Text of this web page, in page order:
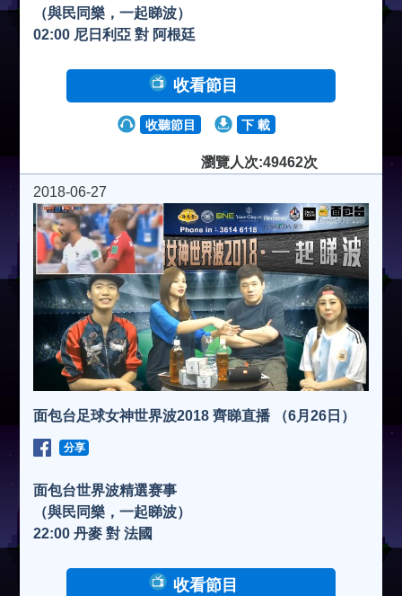
（與民同樂，一起睇波）
02:00 尼日利亞 對 阿根廷
收看節目
收聽節目 下 載
瀏覽人次:49462次
2018-06-27
面包台足球女神世界波2018 齊睇直播 （6月26日）
分享
面包台世界波精選赛事
（與民同樂，一起睇波）
22:00 丹麥 對 法國
收看節目